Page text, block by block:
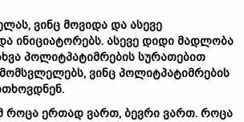
ვინც მოვიდა და ასევე
ინიციატორებს. ასევე დიდი მადლობა
პოლიტპატიმრების სურათებით
ვინც პოლიტპატიმრების
როცა ერთად ვართ, ბევრი ვართ. როცა